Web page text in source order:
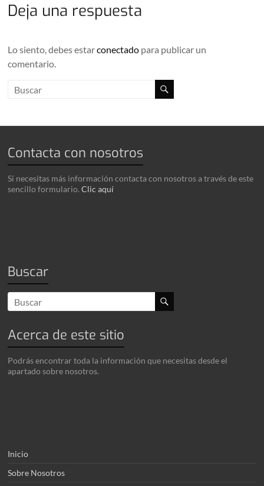
Deja una respuesta
Lo siento, debes estarconectado para publicar un
comentario.
Contacta con nosotros
Si necesitas más información contacta con nosotros a través de este
sencillo formulario.Clic aquí
Buscar
Acerca de este sitio
Podrás encontrar toda la información que necesitas desde el
apartado sobre nosotros.
Inicio
Sobre Nosotros